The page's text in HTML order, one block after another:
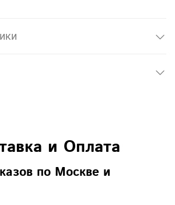
и Оплата
по Москве и